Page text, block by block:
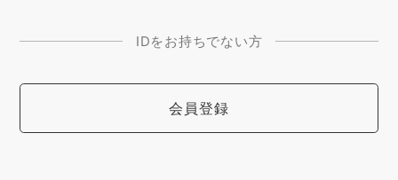
IDをお持ちでない方
会員登録